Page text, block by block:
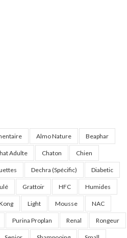
Almo Nature Beaphar
Adulte Chaton Chien
Dechra (Spécific) Diabetic
Grattoir HFC Humides
Light Mousse NAC
Purina Proplan Renal Rongeur